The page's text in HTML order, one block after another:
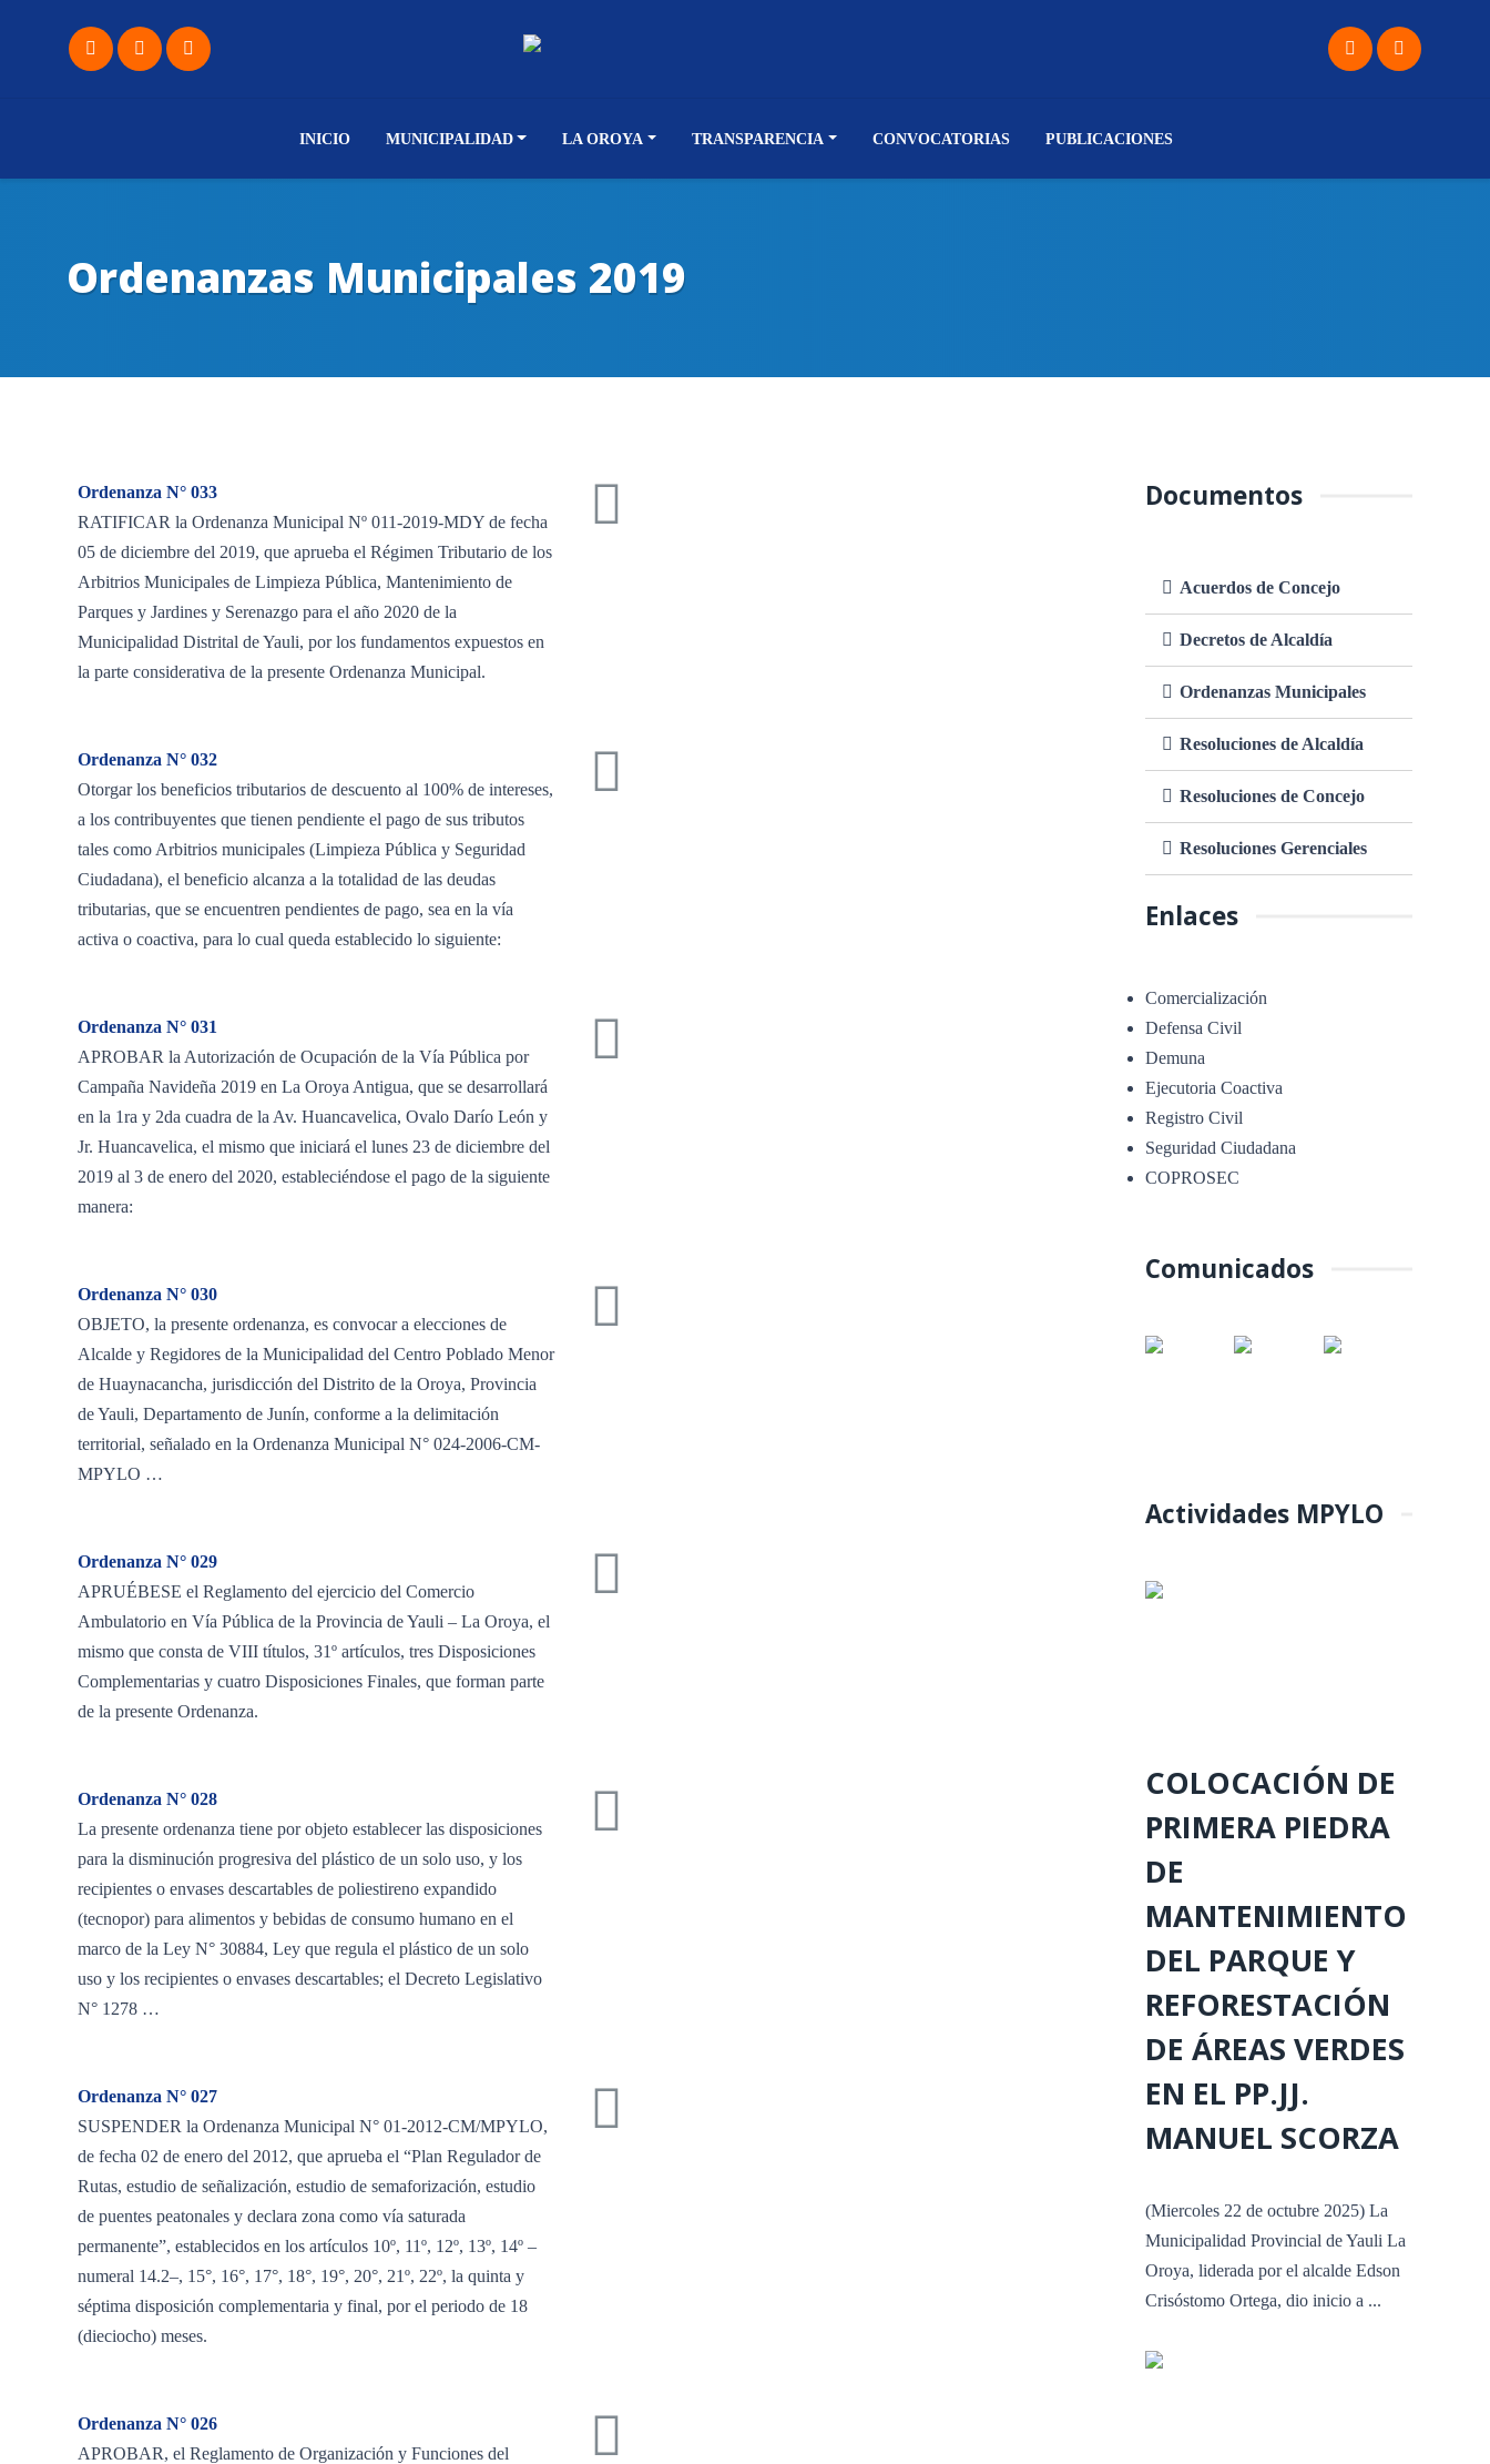
INICIO MUNICIPALIDAD LA OROYA TRANSPARENCIA CONVOCATORIAS PUBLICACIONES
Ordenanzas Municipales 2019
Ordenanza N° 033
RATIFICAR la Ordenanza Municipal Nº 011-2019-MDY de fecha
05 de diciembre del 2019, que aprueba el Régimen Tributario de los
Arbitrios Municipales de Limpieza Pública, Mantenimiento de
Parques y Jardines y Serenazgo para el año 2020 de la
Municipalidad Distrital de Yauli, por los fundamentos expuestos en
la parte considerativa de la presente Ordenanza Municipal.
Ordenanza N° 032
Otorgar los beneficios tributarios de descuento al 100% de intereses,
a los contribuyentes que tienen pendiente el pago de sus tributos
tales como Arbitrios municipales (Limpieza Pública y Seguridad
Ciudadana), el beneficio alcanza a la totalidad de las deudas
tributarias, que se encuentren pendientes de pago, sea en la vía
activa o coactiva, para lo cual queda establecido lo siguiente:
Ordenanza N° 031
APROBAR la Autorización de Ocupación de la Vía Pública por
Campaña Navideña 2019 en La Oroya Antigua, que se desarrollará
en la 1ra y 2da cuadra de la Av. Huancavelica, Ovalo Darío León y
Jr. Huancavelica, el mismo que iniciará el lunes 23 de diciembre del
2019 al 3 de enero del 2020, estableciéndose el pago de la siguiente
manera:
Ordenanza N° 030
OBJETO, la presente ordenanza, es convocar a elecciones de
Alcalde y Regidores de la Municipalidad del Centro Poblado Menor
de Huaynacancha, jurisdicción del Distrito de la Oroya, Provincia
de Yauli, Departamento de Junín, conforme a la delimitación
territorial, señalado en la Ordenanza Municipal N° 024-2006-CM-
MPYLO …
Ordenanza N° 029
APRUÉBESE el Reglamento del ejercicio del Comercio
Ambulatorio en Vía Pública de la Provincia de Yauli – La Oroya, el
mismo que consta de VIII títulos, 31º artículos, tres Disposiciones
Complementarias y cuatro Disposiciones Finales, que forman parte
de la presente Ordenanza.
Ordenanza N° 028
La presente ordenanza tiene por objeto establecer las disposiciones
para la disminución progresiva del plástico de un solo uso, y los
recipientes o envases descartables de poliestireno expandido
(tecnopor) para alimentos y bebidas de consumo humano en el
marco de la Ley N° 30884, Ley que regula el plástico de un solo
uso y los recipientes o envases descartables; el Decreto Legislativo
N° 1278 …
Ordenanza N° 027
SUSPENDER la Ordenanza Municipal N° 01-2012-CM/MPYLO,
de fecha 02 de enero del 2012, que aprueba el “Plan Regulador de
Rutas, estudio de señalización, estudio de semaforización, estudio
de puentes peatonales y declara zona como vía saturada
permanente”, establecidos en los artículos 10º, 11º, 12º, 13º, 14º –
numeral 14.2–, 15°, 16°, 17°, 18°, 19°, 20°, 21º, 22º, la quinta y
séptima disposición complementaria y final, por el periodo de 18
(dieciocho) meses.
Ordenanza N° 026
APROBAR, el Reglamento de Organización y Funciones del
Documentos
Acuerdos de Concejo
Decretos de Alcaldía
Ordenanzas Municipales
Resoluciones de Alcaldía
Resoluciones de Concejo
Resoluciones Gerenciales
Enlaces
Comercialización
Defensa Civil
Demuna
Ejecutoria Coactiva
Registro Civil
Seguridad Ciudadana
COPROSEC
Comunicados
Actividades MPYLO
COLOCACIÓN DE
PRIMERA PIEDRA
DE
MANTENIMIENTO
DEL PARQUE Y
REFORESTACIÓN
DE ÁREAS VERDES
EN EL PP.JJ.
MANUEL SCORZA
(Miercoles 22 de octubre 2025) La
Municipalidad Provincial de Yauli La
Oroya, liderada por el alcalde Edson
Crisóstomo Ortega, dio inicio a ...